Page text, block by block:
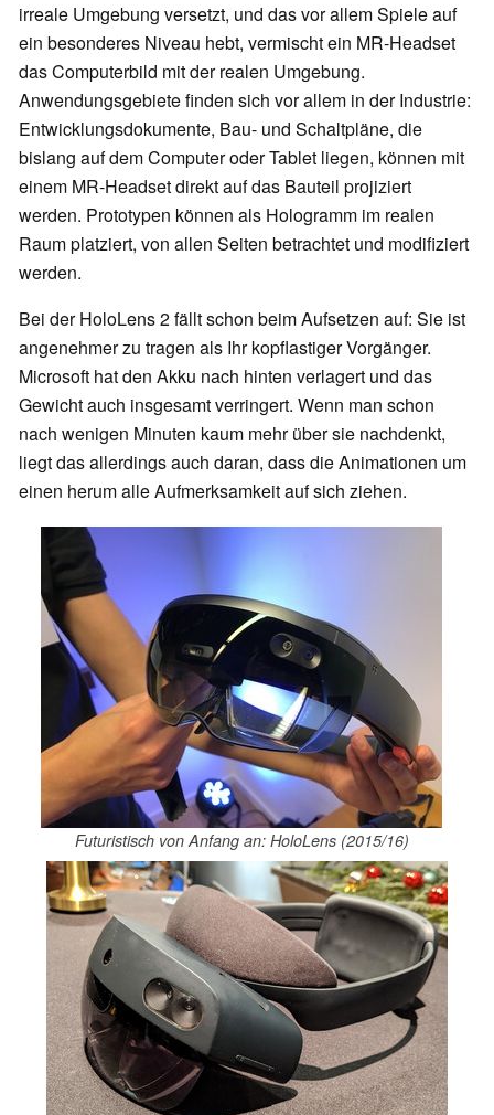
irreale Umgebung versetzt, und das vor allem Spiele auf
ein besonderes Niveau hebt, vermischt ein MR-Headset
das Computerbild mit der realen Umgebung.
Anwendungsgebiete finden sich vor allem in der Industrie:
Entwicklungsdokumente, Bau- und Schaltpläne, die
bislang auf dem Computer oder Tablet liegen, können mit
einem MR-Headset direkt auf das Bauteil projiziert
werden. Prototypen können als Hologramm im realen
Raum platziert, von allen Seiten betrachtet und modifiziert
werden.
Bei der HoloLens 2 fällt schon beim Aufsetzen auf: Sie ist
angenehmer zu tragen als Ihr kopflastiger Vorgänger.
Microsoft hat den Akku nach hinten verlagert und das
Gewicht auch insgesamt verringert. Wenn man schon
nach wenigen Minuten kaum mehr über sie nachdenkt,
liegt das allerdings auch daran, dass die Animationen um
einen herum alle Aufmerksamkeit auf sich ziehen.
Futuristisch von Anfang an: HoloLens (2015/16)